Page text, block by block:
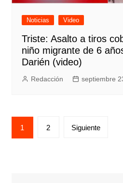
Noticias Video
Triste: Asalto a tiros
niño migrante de 6
Darién (video)
Redacción septiembre
Posts
pagination
1 2 Siguiente